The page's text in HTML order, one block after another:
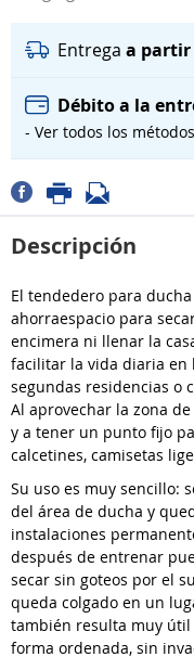
Entrega a partir
Débito a la
- Ver todos los
Descripción
El tendedero para
ahorraespacio para
encimera ni llenar la
facilitar la vida diaria en
segundas residencias o
Al aprovechar la zona
y a tener un punto fijo
calcetines, camisetas
Su uso es muy sencillo:
del área de ducha y
instalaciones
después de entrenar
secar sin goteos por el
queda colgado en un
también resulta muy
forma ordenada, sin